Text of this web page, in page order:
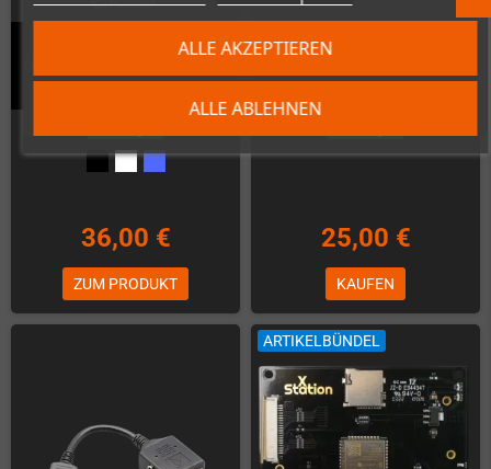
ALLE ABLEHNEN
ALLE AKZEPTIEREN
Wingman PS2 Konverter
36,00 €
ZUM PRODUKT
25,00 €
KAUFEN
ARTIKELBÜNDEL